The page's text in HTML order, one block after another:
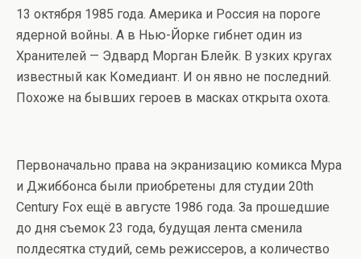
13 октября 1985 года. Америка и Россия на пороге
ядерной войны. А в Нью-Йорке гибнет один из
Хранителей — Эдвард Морган Блейк. В узких кругах
известный как Комедиант. И он явно не последний.
Похоже на бывших героев в масках открыта охота.
Первоначально права на экранизацию комикса Мура
и Джиббонса были приобретены для студии 20th
Century Fox ещё в августе 1986 года. За прошедшие
до дня съемок 23 года, будущая лента сменила
полдесятка студий, семь режиссеров, а количество